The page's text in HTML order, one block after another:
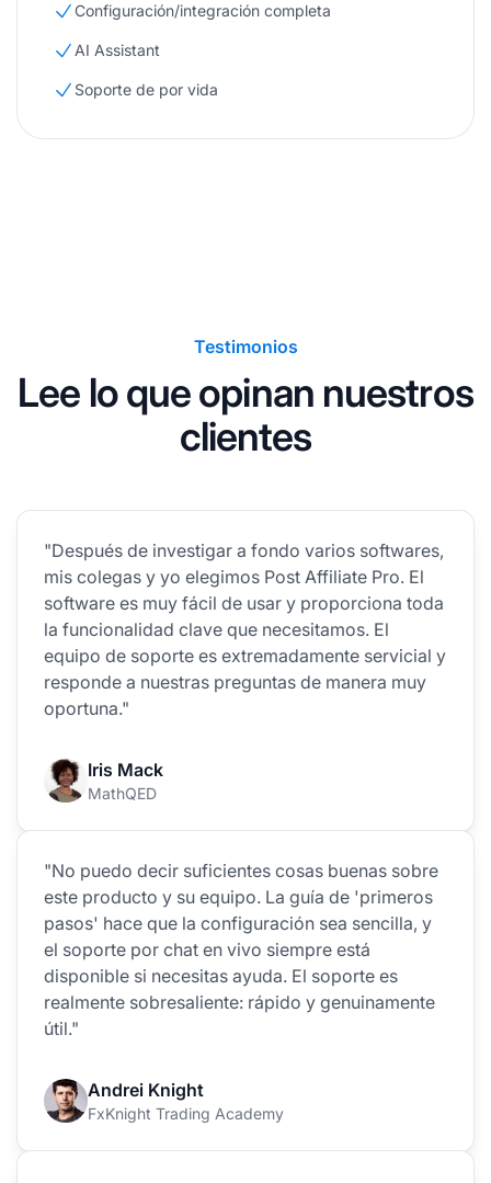
Configuración/integración completa
AI Assistant
Soporte de por vida
Testimonios
Lee lo que opinan nuestros
clientes
"Después de investigar a fondo varios softwares,
mis colegas y yo elegimos Post Affiliate Pro. El
software es muy fácil de usar y proporciona toda
la funcionalidad clave que necesitamos. El
equipo de soporte es extremadamente servicial y
responde a nuestras preguntas de manera muy
oportuna."
Iris Mack
MathQED
"No puedo decir suficientes cosas buenas sobre
este producto y su equipo. La guía de 'primeros
pasos' hace que la configuración sea sencilla, y
el soporte por chat en vivo siempre está
disponible si necesitas ayuda. El soporte es
realmente sobresaliente: rápido y genuinamente
útil."
Andrei Knight
FxKnight Trading Academy